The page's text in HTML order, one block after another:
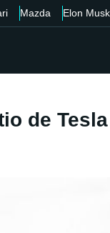
Mazda Elon Musk
de